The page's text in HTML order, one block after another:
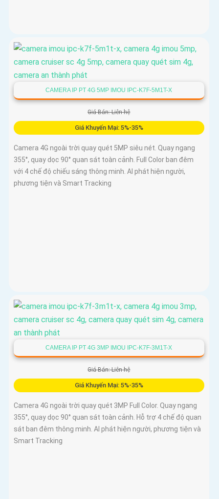
CAMERA IP PT 4G 5MP IMOU IPC-K7F-5M1T-X
Giá Bán: Liên hệ
Giá Khuyến Mại: 5%-35%
Camera 4G ngoài trời quay quét 5MP siêu nét. Quay ngang
355°, quay dọc 90° quan sát toàn cảnh. Full Color ban đêm
với 4 chế độ chiếu sáng thông minh. AI phát hiện người,
phương tiện và Smart Tracking
CAMERA IP PT 4G 3MP IMOU IPC-K7F-3M1T-X
Giá Bán: Liên hệ
Giá Khuyến Mại: 5%-35%
Camera 4G ngoài trời quay quét 3MP Full Color. Quay ngang
355°, quay dọc 90° quan sát toàn cảnh. Hỗ trợ 4 chế độ quan
sát ban đêm thông minh. AI phát hiện người, phương tiện và
Smart Tracking